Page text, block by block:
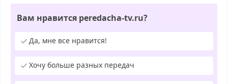
Вам нравится peredacha-tv.ru?
Да, мне все нравится!
Хочу больше разных передач